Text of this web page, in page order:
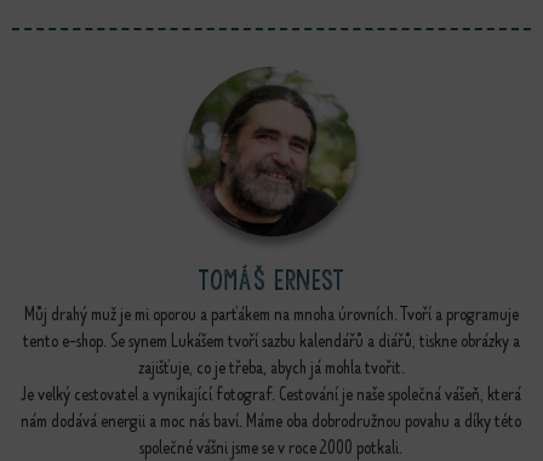
Tomáš Ernest
Můj drahý muž je mi oporou a parťákem na mnoha úrovních. Tvoří a programuje
tento e-shop. Se synem Lukášem tvoří sazbu kalendářů a diářů, tiskne obrázky a
zajišťuje, co je třeba, abych já mohla tvořit.
Je velký cestovatel a vynikající fotograf. Cestování je naše společná vášeň, která
nám dodává energii a moc nás baví. Máme oba dobrodružnou povahu a díky této
společné vášni jsme se v roce 2000 potkali.